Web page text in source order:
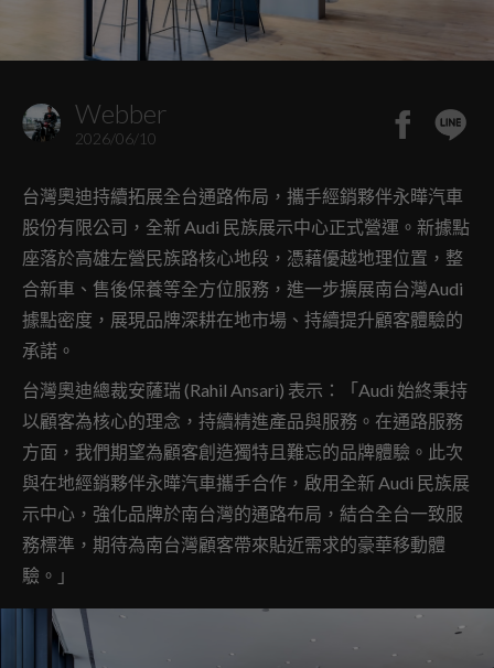
Webber
2026/06/10
台灣奧迪持續拓展全台通路佈局，攜手經銷夥伴永曄汽車
股份有限公司，全新 Audi 民族展示中心正式營運。新據點
座落於高雄左營民族路核心地段，憑藉優越地理位置，整
合新車、售後保養等全方位服務，進一步擴展南台灣Audi
據點密度，展現品牌深耕在地市場、持續提升顧客體驗的
承諾。
台灣奧迪總裁安薩瑞 (Rahil Ansari) 表示：「Audi 始終秉持
以顧客為核心的理念，持續精進產品與服務。在通路服務
方面，我們期望為顧客創造獨特且難忘的品牌體驗。此次
與在地經銷夥伴永曄汽車攜手合作，啟用全新 Audi 民族展
示中心，強化品牌於南台灣的通路布局，結合全台一致服
務標準，期待為南台灣顧客帶來貼近需求的豪華移動體
驗。」